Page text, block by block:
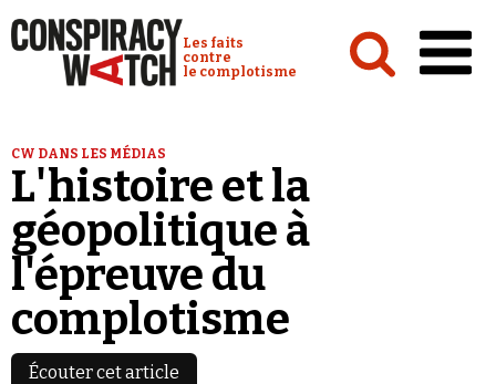
Conspiracy Watch :
Les faits
contre
le complotisme
Analyses
Conspipédia
Vidéos
Émissions
Revues de presse
CW DANS LES MÉDIAS
L'histoire et la
géopolitique à
l'épreuve du
complotisme
Écouter cet article